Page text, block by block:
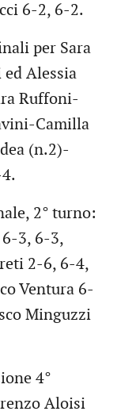
6-2, 6-2.
per Sara
Alessia
Ruffoni-
Camilla
(n.2)-
2° turno:
3, 6-3,
2-6, 6-4,
Ventura 6-
Minguzzi
4°
Aloisi